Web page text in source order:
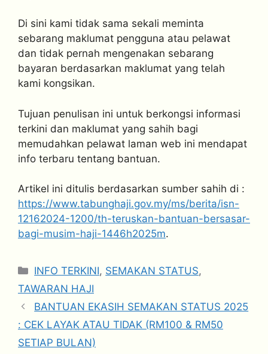
Di sini kami tidak sama sekali meminta
sebarang maklumat pengguna atau pelawat
dan tidak pernah mengenakan sebarang
bayaran berdasarkan maklumat yang telah
kami kongsikan.
Tujuan penulisan ini untuk berkongsi informasi
terkini dan maklumat yang sahih bagi
memudahkan pelawat laman web ini mendapat
info terbaru tentang bantuan.
Artikel ini ditulis berdasarkan sumber sahih di :
https://www.tabunghaji.gov.my/ms/berita/isn-
12162024-1200/th-teruskan-bantuan-bersasar-
bagi-musim-haji-1446h2025m.
Categories
INFO TERKINI, SEMAKAN STATUS,
TAWARAN HAJI
BANTUAN EKASIH SEMAKAN STATUS 2025
: CEK LAYAK ATAU TIDAK (RM100 & RM50
SETIAP BULAN)